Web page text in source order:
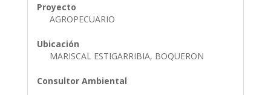
Proyecto
AGROPECUARIO
Ubicación
MARISCAL ESTIGARRIBIA, BOQUERON
Consultor Ambiental